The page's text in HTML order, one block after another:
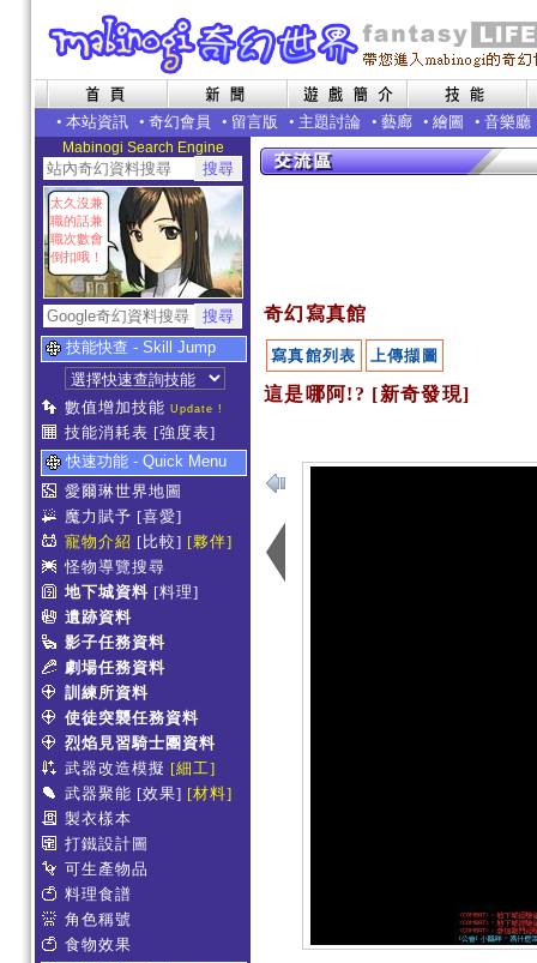
• 本站資訊 • 奇幻會員 • 留言版 • 主題討論 • 藝廊 • 繪圖 • 音樂廳
Mabinogi Search Engine
太久沒兼
職的話兼
職次數會
倒扣哦！
技能快查 - Skill Jump
數值增加技能 Update !
技能消耗表 [強度表]
快速功能 - Quick Menu
愛爾琳世界地圖
魔力賦予 [喜愛]
寵物介紹 [比較] [夥伴]
怪物導覽搜尋
地下城資料 [料理]
遺跡資料
影子任務資料
劇場任務資料
訓練所資料
使徒突襲任務資料
烈焰見習騎士團資料
武器改造模擬 [細工]
武器聚能 [效果] [材料]
製衣樣本
打鐵設計圖
可生產物品
料理食譜
角色稱號
食物效果
奇幻寫真館
寫真館列表 上傳擷圖
這是哪阿!? [新奇發現]